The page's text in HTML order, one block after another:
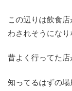
この辺りは飲食
わされそうになり
昔よく行ってた店
知ってるはずの